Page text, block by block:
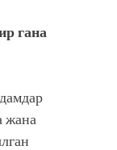
гана
жана